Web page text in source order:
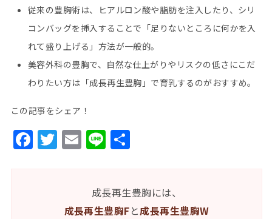
従来の豊胸術は、ヒアルロン酸や脂肪を注入したり、シリ
コンバッグを挿入することで「足りないところに何かを入
れて盛り上げる」方法が一般的。
美容外科の豊胸で、自然な仕上がりやリスクの低さにこだ
わりたい方は「成長再生豊胸」で育乳するのがおすすめ。
この記事をシェア！
Facebook
Twitter
Email
Line共
成長再生豊胸には、
成長再生豊胸Fと成長再生豊胸W